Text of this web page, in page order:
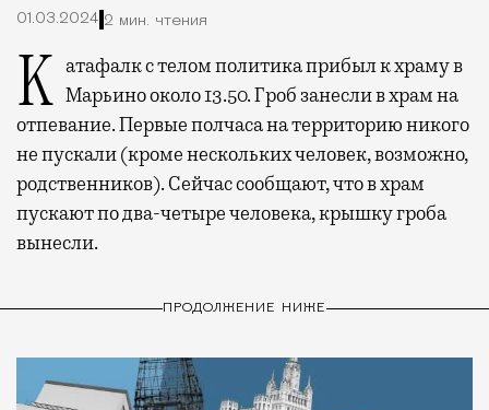
01.03.2024 2 мин. чтения
Катафалк с телом политика прибыл к храму в Марьино около 13.50. Гроб занесли в храм на
отпевание. Первые полчаса на территорию никого
не пускали (кроме нескольких человек, возможно,
родственников). Сейчас сообщают, что в храм
пускают по два-четыре человека, крышку гроба
вынесли.
ПРОДОЛЖЕНИЕ НИЖЕ